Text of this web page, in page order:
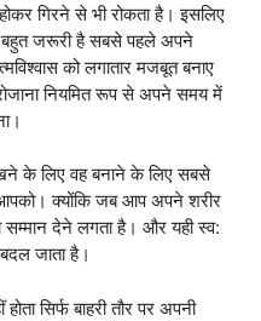
गिरने से भी रोकता है। इसलिए
बहुत जरूरी है सबसे पहले अपने
को लगातार मजबूत बनाए
नियमित रूप से अपने समय में
के लिए वह बनाने के लिए सबसे
क्योंकि जब आप अपने शरीर
देने लगता है। और यही स्व:
जाता है।
सिर्फ बाहरी तौर पर अपनी